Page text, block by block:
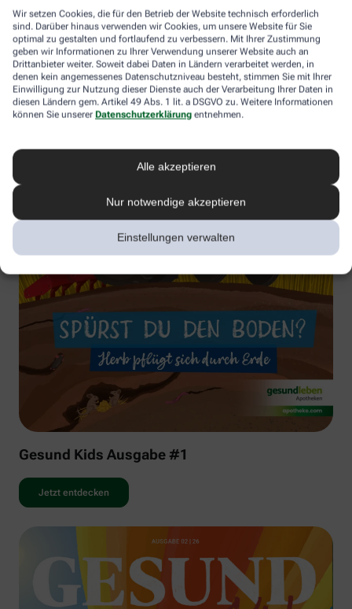
Wir setzen Cookies, die für den Betrieb der Website technisch erforderlich
sind. Darüber hinaus verwenden wir Cookies, um unsere Website für Sie
optimal zu gestalten und fortlaufend zu verbessern. Mit Ihrer Zustimmung
geben wir Informationen zu Ihrer Verwendung unserer Website auch an
Drittanbieter weiter. Soweit dabei Daten in Ländern verarbeitet werden, in
denen kein angemessenes Datenschutzniveau besteht, stimmen Sie mit Ihrer
Einwilligung zur Nutzung dieser Dienste auch der Verarbeitung Ihrer Daten in
diesen Ländern gem. Artikel 49 Abs. 1 lit. a DSGVO zu. Weitere Informationen
können Sie unserer Datenschutzerklärung entnehmen.
Alle akzeptieren
Nur notwendige akzeptieren
Einstellungen verwalten
Gesund Kids Ausgabe #1
Jetzt entdecken